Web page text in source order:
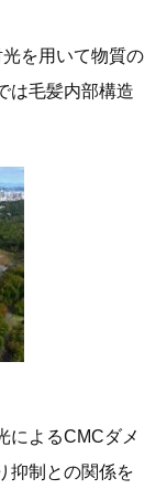
を用いて物質の
は毛髪内部構造
によるCMCダメ
抑制との関係を